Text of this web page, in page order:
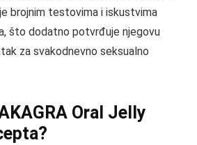
brojnim testovima i iskustvima
što dodatno potvrđuje njegovu
za svakodnevno seksualno
Oral Jelly